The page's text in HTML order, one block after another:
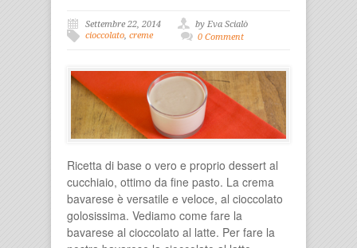
Settembre 22, 2014
by Eva Scialò
cioccolato creme 0 Comment
Ricetta di base o vero e proprio dessert al
cucchiaio, ottimo da fine pasto. La crema
bavarese è versatile e veloce, al cioccolato
golosissima. Vediamo come fare la
bavarese al cioccolato al latte. Per fare la